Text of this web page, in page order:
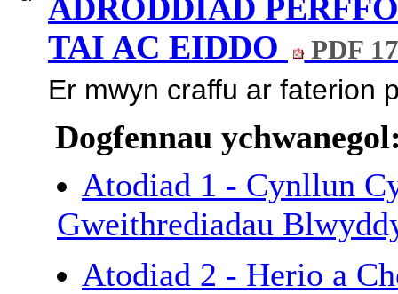
ADRODDIAD
TAI AC EIDDO
PDF
Er mwyn craffu ar faterion
Dogfennau
Atodiad 1 - Cynllun
Gweithrediadau
Atodiad 2 - Herio a